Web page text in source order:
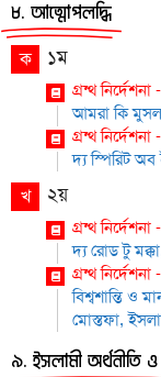
৮. আত্মোপলদ্ধি
ক ১ম
গ্রন্থ
আমরা কি
গ্রন্থ
দ্য স্পিরিট
খ ২য়
গ্রন্থ
দ্য রোড টু
গ্রন্থ
বিশ্বশান্তি ও
মোস্তফা,
৯. ইসলামী অর্থনীতি ও